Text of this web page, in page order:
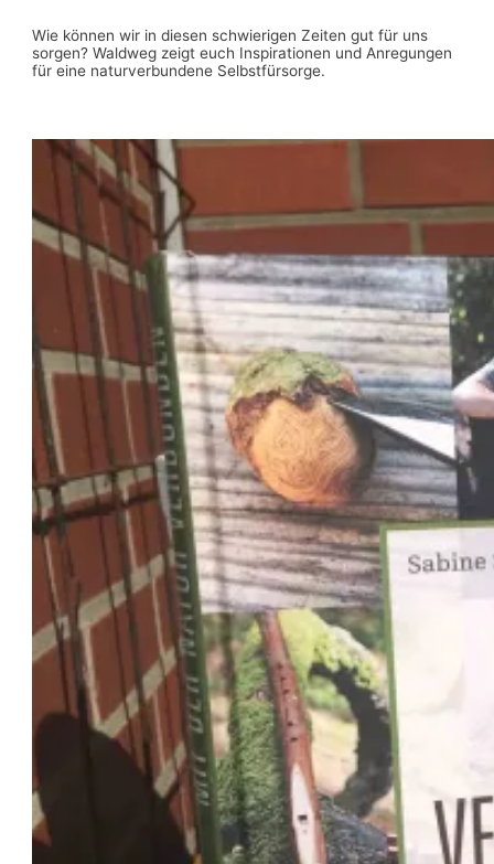
Wie können wir in diesen schwierigen Zeiten gut für uns
sorgen? Waldweg zeigt euch Inspirationen und Anregungen
für eine naturverbundene Selbstfürsorge.